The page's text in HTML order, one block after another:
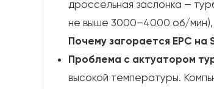
дроссельная заслонка —
не выше 3000–4000 об/мин),
Почему загорается EPC
Проблема с актуатором
высокой температуры.